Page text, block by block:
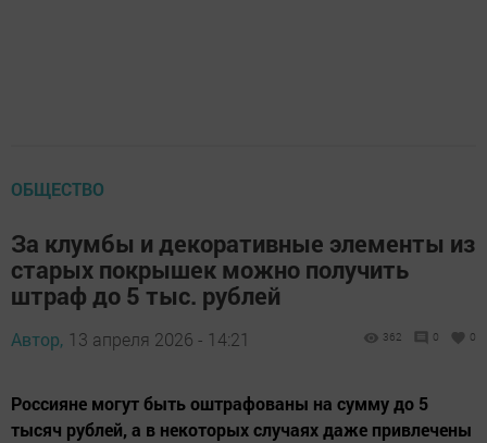
ОБЩЕСТВО
За клумбы и декоративные элементы из
старых покрышек можно получить
штраф до 5 тыс. рублей
Автор, 13 апреля 2026 - 14:21 362 0 0
Россияне могут быть оштрафованы на сумму до 5
тысяч рублей, а в некоторых случаях даже привлечены